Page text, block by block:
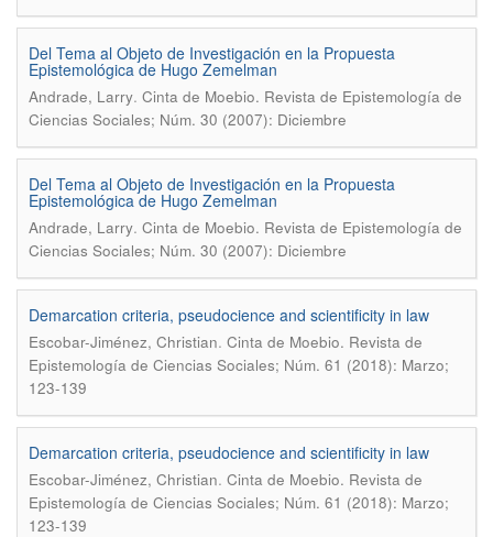
Del Tema al Objeto de Investigación en la Propuesta
Epistemológica de Hugo Zemelman
Andrade, Larry. Cinta de Moebio. Revista de Epistemología de
Ciencias Sociales; Núm. 30 (2007): Diciembre
Del Tema al Objeto de Investigación en la Propuesta
Epistemológica de Hugo Zemelman
Andrade, Larry. Cinta de Moebio. Revista de Epistemología de
Ciencias Sociales; Núm. 30 (2007): Diciembre
Demarcation criteria, pseudocience and scientificity in law
Escobar-Jiménez, Christian. Cinta de Moebio. Revista de
Epistemología de Ciencias Sociales; Núm. 61 (2018): Marzo;
123-139
Demarcation criteria, pseudocience and scientificity in law
Escobar-Jiménez, Christian. Cinta de Moebio. Revista de
Epistemología de Ciencias Sociales; Núm. 61 (2018): Marzo;
123-139